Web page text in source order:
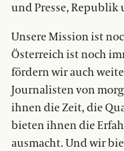
und Presse, Republik
Unsere Mission ist
Österreich ist noch
fördern wir auch
Journalisten von
ihnen die Zeit, die
bieten ihnen die
ausmacht. Und wir